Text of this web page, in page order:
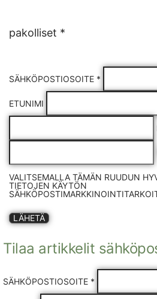
pakolliset *
SÄHKÖPOSTIOSOITE *
ETUNIMI
VALITSEMALLA TÄMÄN RUUDUN
TIETOJEN KÄYTÖN
LÄHETÄ
Tilaa artikkelit
SÄHKÖPOSTIOSOITE *